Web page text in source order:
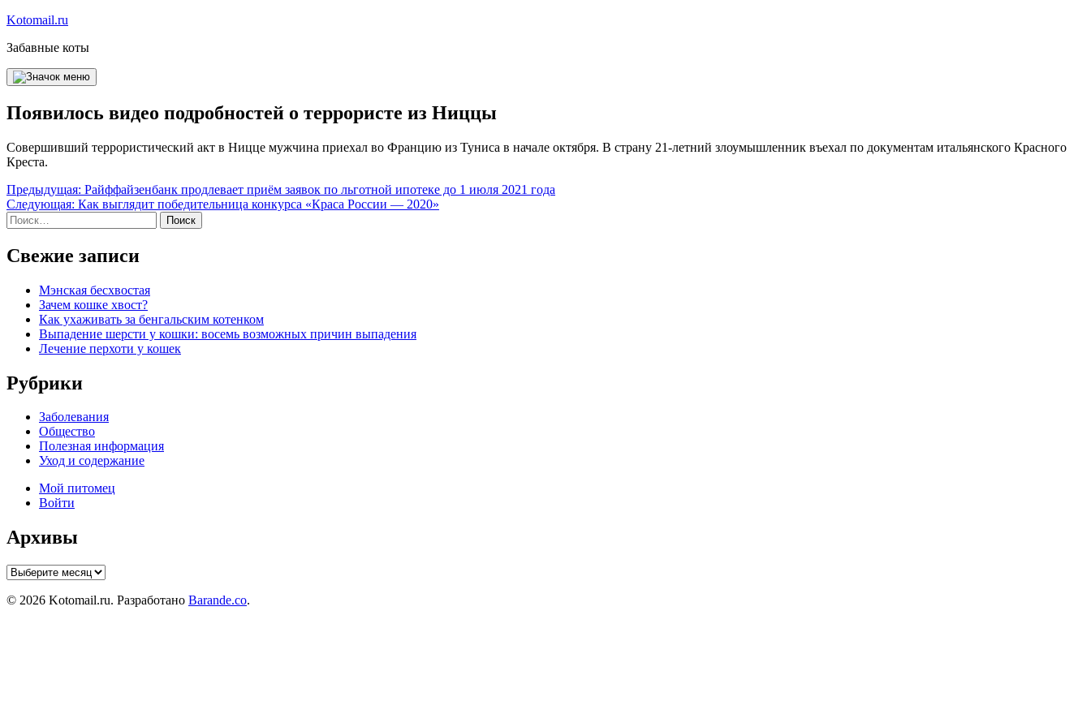
Перейти
содержимому
Kotomail.ru
Забавные коты
Появилось видео подробностей о террористе из Ниццы
Совершивший террористический акт в Ницце мужчина приехал во Францию из Туниса в начале октября. В страну 21-летний злоумышленник въехал по документам итальянского Красного
Креста.
Навигация
по
записям
Предыдущая: Райффайзенбанк продлевает приём заявок по льготной ипотеке до 1 июля 2021 года
Следующая: Как выглядит победительница конкурса «Краса России — 2020»
Найти:
Свежие записи
Мэнская бесхвостая
Зачем кошке хвост?
Как ухаживать за бенгальским котенком
Выпадение шерсти у кошки: восемь возможных причин выпадения
Лечение перхоти у кошек
Рубрики
Заболевания
Общество
Полезная информация
Уход и содержание
Мой питомец
Войти
Архивы
Архивы
© 2026 Kotomail.ru. Разработано Barande.co.